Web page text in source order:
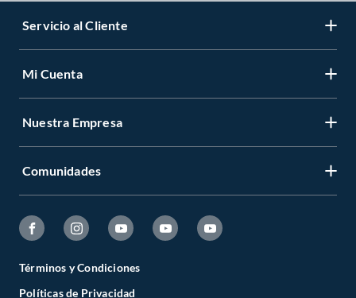
Servicio al Cliente
Mi Cuenta
Nuestra Empresa
Comunidades
Términos y Condiciones
Políticas de Privacidad